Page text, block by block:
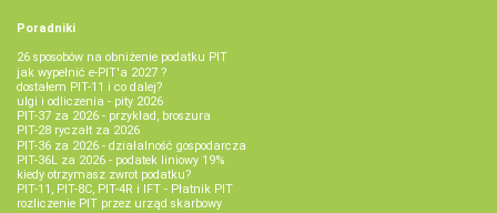
Poradniki
26 sposobów na obniżenie podatku PIT
jak wypełnić e-PIT'a 2027 ?
dostałem PIT-11 i co dalej?
ulgi i odliczenia - pity 2026
PIT-37 za 2026 - przykład, broszura
PIT-28 ryczałt za 2026
PIT-36 za 2026 - działalność gospodarcza
PIT-36L za 2026 - podatek liniowy 19%
kiedy otrzymasz zwrot podatku?
PIT-11, PIT-8C, PIT-4R i IFT - Płatnik PIT
rozliczenie PIT przez urząd skarbowy